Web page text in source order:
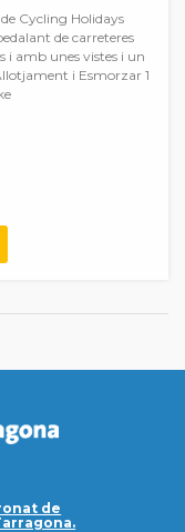
Cycling Holidays
de carreteres
i amb unes vistes i un
i Esmorzar 1
de